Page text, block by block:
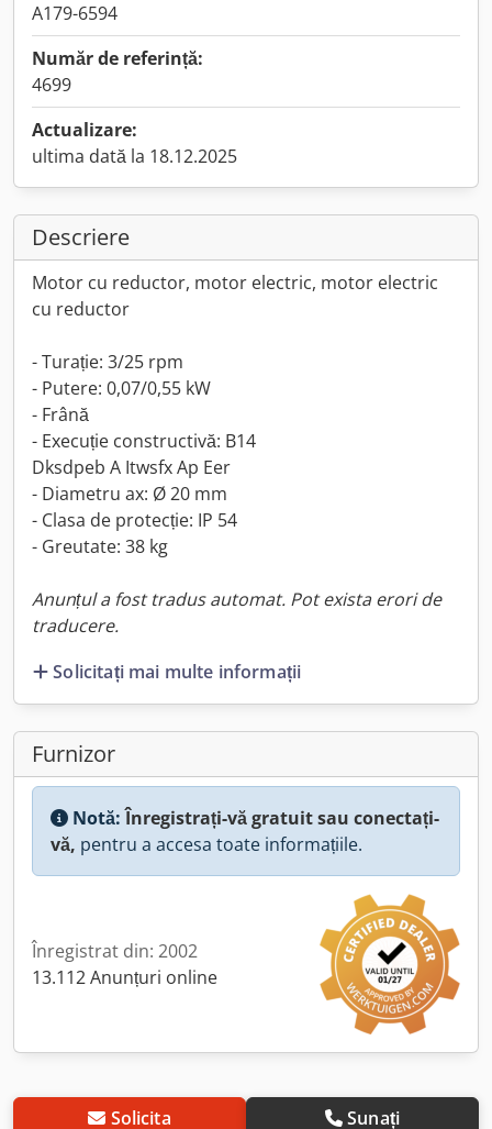
A179-6594
Număr de referință:
4699
Actualizare:
ultima dată la 18.12.2025
Descriere
Motor cu reductor, motor electric, motor electric
cu reductor
- Turație: 3/25 rpm
- Putere: 0,07/0,55 kW
- Frână
- Execuție constructivă: B14
Dksdpeb A Itwsfx Ap Eer
- Diametru ax: Ø 20 mm
- Clasa de protecție: IP 54
- Greutate: 38 kg
Anunțul a fost tradus automat. Pot exista erori de
traducere.
Solicitați mai multe informații
Furnizor
Notă:Înregistrați-vă gratuit sau conectați-
vă, pentru a accesa toate informațiile.
Înregistrat din: 2002
13.112 Anunțuri online
Solicita Sunați